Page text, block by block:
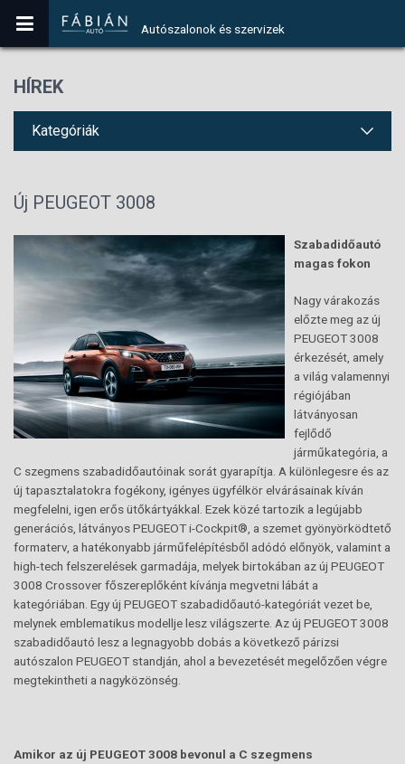
Autószalonok és szervizek
HÍREK
Kategóriák
Új PEUGEOT 3008
Szabadidőautó
magas fokon
Nagy várakozás
előzte meg az új
PEUGEOT 3008
érkezését, amely
a világ valamennyi
régiójában
látványosan
fejlődő
járműkategória, a
C szegmens szabadidőautóinak sorát gyarapítja. A különlegesre és az
új tapasztalatokra fogékony, igényes ügyfélkör elvárásainak kíván
megfelelni, igen erős ütőkártyákkal. Ezek közé tartozik a legújabb
generációs, látványos PEUGEOT i-Cockpit®, a szemet gyönyörködtető
formaterv, a hatékonyabb járműfelépítésből adódó előnyök, valamint a
high-tech felszerelések garmadája, melyek birtokában az új PEUGEOT
3008 Crossover főszereplőként kívánja megvetni lábát a
kategóriában. Egy új PEUGEOT szabadidőautó-kategóriát vezet be,
melynek emblematikus modellje lesz világszerte. Az új PEUGEOT 3008
szabadidőautó lesz a legnagyobb dobás a következő párizsi
autószalon PEUGEOT standján, ahol a bevezetését megelőzően végre
megtekintheti a nagyközönség.
Amikor az új PEUGEOT 3008 bevonul a C szegmens